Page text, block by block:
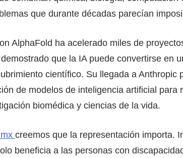
que durante décadas parecían
AlphaFold ha acelerado miles de
que la IA puede convertirse en
científico. Su llegada a Anthropic
de modelos de inteligencia artificial para
biomédica y ciencias de la vida.
creemos que la representación importa.
beneficia a las personas con